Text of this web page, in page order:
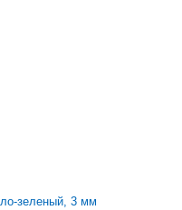
зеленый, 3 мм